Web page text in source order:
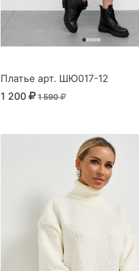
Платье арт. ШЮ017-12
1 200
1 590